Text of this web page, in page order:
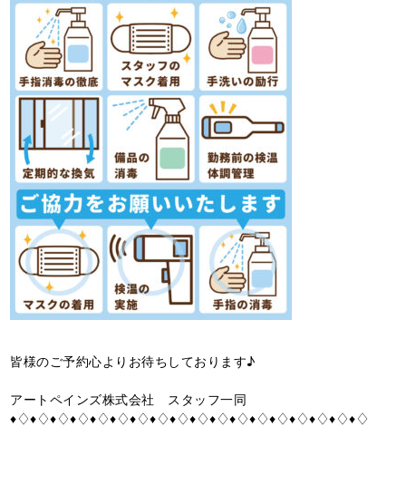
皆様のご予約心よりお待ちしております♪
アートペインズ株式会社 スタッフ一同
♦♢♦♢♦♢♦♢♦♢♦♢♦♢♦♢♦♢♦♢♦♢♦♢♦♢♦♢♦♢♦♢♦♢♦♢